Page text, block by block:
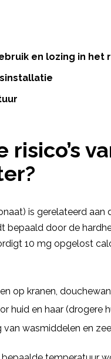
en lozing in het
risico’s
is gerelateerd
bepaald door de
10 mg opgelost
op kranen,
huid en haar (drogere
van wasmiddelen en